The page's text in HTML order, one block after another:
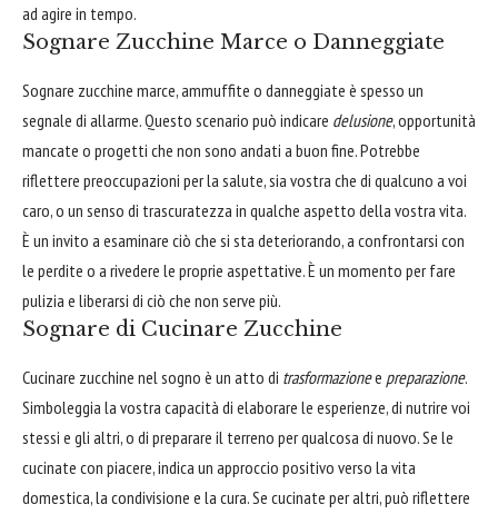
ad agire in tempo.
Sognare Zucchine Marce o Danneggiate
Sognare zucchine marce, ammuffite o danneggiate è spesso un
segnale di allarme. Questo scenario può indicare delusione, opportunità
mancate o progetti che non sono andati a buon fine. Potrebbe
riflettere preoccupazioni per la salute, sia vostra che di qualcuno a voi
caro, o un senso di trascuratezza in qualche aspetto della vostra vita.
È un invito a esaminare ciò che si sta deteriorando, a confrontarsi con
le perdite o a rivedere le proprie aspettative. È un momento per fare
pulizia e liberarsi di ciò che non serve più.
Sognare di Cucinare Zucchine
Cucinare zucchine nel sogno è un atto di trasformazionee preparazione.
Simboleggia la vostra capacità di elaborare le esperienze, di nutrire voi
stessi e gli altri, o di preparare il terreno per qualcosa di nuovo. Se le
cucinate con piacere, indica un approccio positivo verso la vita
domestica, la condivisione e la cura. Se cucinate per altri, può riflettere